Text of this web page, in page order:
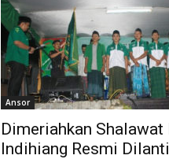
Ansor
Dimeriahkan Shalawat
Indihiang Resmi